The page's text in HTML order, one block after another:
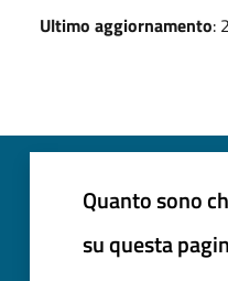
Ultimo aggiornamento:
Quanto sono
su questa